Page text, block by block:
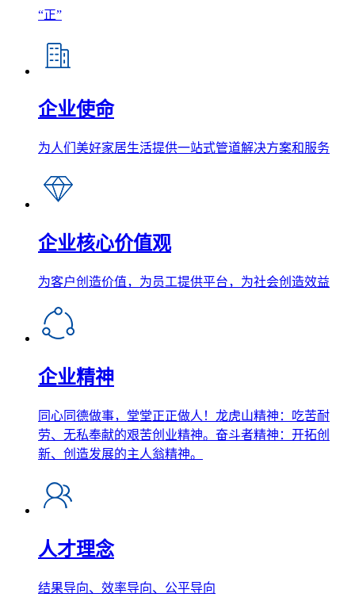
“正”
企业使命
为人们美好家居生活提供一站式管道解决方案和服务
企业核心价值观
为客户创造价值，为员工提供平台，为社会创造效益
企业精神
同心同德做事，堂堂正正做人！龙虎山精神：吃苦耐
劳、无私奉献的艰苦创业精神。奋斗者精神：开拓创
新、创造发展的主人翁精神。
人才理念
结果导向、效率导向、公平导向